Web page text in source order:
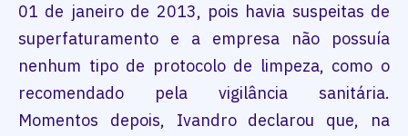
01 de janeiro de 2013, pois havia suspeitas de
superfaturamento e a empresa não possuía
nenhum tipo de protocolo de limpeza, como o
recomendado pela vigilância sanitária.
Momentos depois, Ivandro declarou que, na